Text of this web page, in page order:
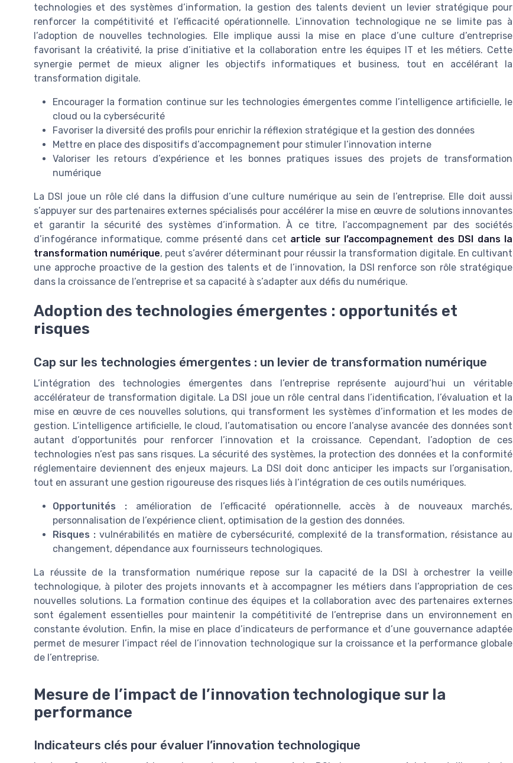
technologies et des systèmes d’information, la gestion des talents devient un levier stratégique pour
renforcer la compétitivité et l’efficacité opérationnelle. L’innovation technologique ne se limite pas à
l’adoption de nouvelles technologies. Elle implique aussi la mise en place d’une culture d’entreprise
favorisant la créativité, la prise d’initiative et la collaboration entre les équipes IT et les métiers. Cette
synergie permet de mieux aligner les objectifs informatiques et business, tout en accélérant la
transformation digitale.
Encourager la formation continue sur les technologies émergentes comme l’intelligence artificielle, le
cloud ou la cybersécurité
Favoriser la diversité des profils pour enrichir la réflexion stratégique et la gestion des données
Mettre en place des dispositifs d’accompagnement pour stimuler l’innovation interne
Valoriser les retours d’expérience et les bonnes pratiques issues des projets de transformation
numérique
La DSI joue un rôle clé dans la diffusion d’une culture numérique au sein de l’entreprise. Elle doit aussi
s’appuyer sur des partenaires externes spécialisés pour accélérer la mise en œuvre de solutions innovantes
et garantir la sécurité des systèmes d’information. À ce titre, l’accompagnement par des sociétés
d’infogérance informatique, comme présenté dans cet article sur l’accompagnement des DSI dans la
transformation numérique, peut s’avérer déterminant pour réussir la transformation digitale. En cultivant
une approche proactive de la gestion des talents et de l’innovation, la DSI renforce son rôle stratégique
dans la croissance de l’entreprise et sa capacité à s’adapter aux défis du numérique.
Adoption des technologies émergentes : opportunités et
risques
Cap sur les technologies émergentes : un levier de transformation numérique
L’intégration des technologies émergentes dans l’entreprise représente aujourd’hui un véritable
accélérateur de transformation digitale. La DSI joue un rôle central dans l’identification, l’évaluation et la
mise en œuvre de ces nouvelles solutions, qui transforment les systèmes d’information et les modes de
gestion. L’intelligence artificielle, le cloud, l’automatisation ou encore l’analyse avancée des données sont
autant d’opportunités pour renforcer l’innovation et la croissance. Cependant, l’adoption de ces
technologies n’est pas sans risques. La sécurité des systèmes, la protection des données et la conformité
réglementaire deviennent des enjeux majeurs. La DSI doit donc anticiper les impacts sur l’organisation,
tout en assurant une gestion rigoureuse des risques liés à l’intégration de ces outils numériques.
Opportunités :amélioration de l’efficacité opérationnelle, accès à de nouveaux marchés,
personnalisation de l’expérience client, optimisation de la gestion des données.
Risques : vulnérabilités en matière de cybersécurité, complexité de la transformation, résistance au
changement, dépendance aux fournisseurs technologiques.
La réussite de la transformation numérique repose sur la capacité de la DSI à orchestrer la veille
technologique, à piloter des projets innovants et à accompagner les métiers dans l’appropriation de ces
nouvelles solutions. La formation continue des équipes et la collaboration avec des partenaires externes
sont également essentielles pour maintenir la compétitivité de l’entreprise dans un environnement en
constante évolution. Enfin, la mise en place d’indicateurs de performance et d’une gouvernance adaptée
permet de mesurer l’impact réel de l’innovation technologique sur la croissance et la performance globale
de l’entreprise.
Mesure de l’impact de l’innovation technologique sur la
performance
Indicateurs clés pour évaluer l’innovation technologique